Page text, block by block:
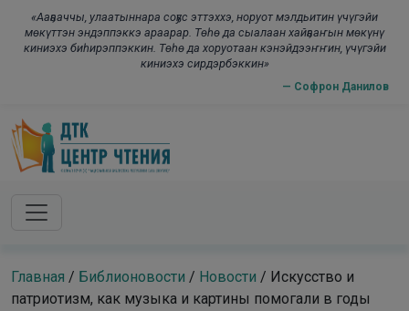
«Ааҕааччы, улаатыннара соҕус эттэххэ, норуот мэлдьитин үчүгэйи
мөкүттэн эндэппэккэ араарар. Төһө да сыалаан хайҕааҥын мөкүнү
киниэхэ биһирэппэккин. Төһө да хоруотаан кэнэйдээҥҥин, үчүгэйи
киниэхэ сирдэрбэккин»
— Софрон Данилов
Skip to main content
Главная / Библионовости / Новости / Искусство и
патриотизм, как музыка и картины помогали в годы